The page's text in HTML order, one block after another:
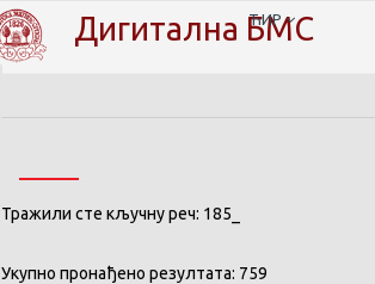
Дигитална БМС
ЋИР
Тражили сте кључну реч: 185_
Укупно пронађено резултата: 759